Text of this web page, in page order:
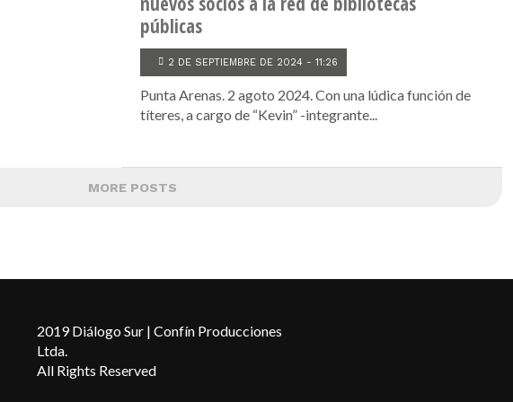
públicas
2 DE SEPTIEMBRE DE 2024 - 11:26
Punta Arenas. 2 agoto 2024. Con una lúdica función de
títeres, a cargo de “Kevin” -integrante...
MORE POSTS
2019 Diálogo Sur | Confín Producciones
Ltda.
All Rights Reserved